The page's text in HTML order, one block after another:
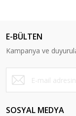
E-BÜLTEN
Kampanya ve
SOSYAL MEDYA